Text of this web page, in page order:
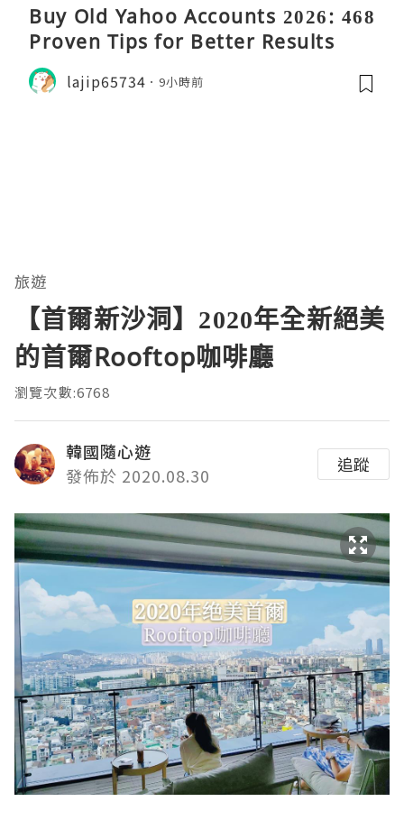
Buy Old Yahoo Accounts 2026: 468
Proven Tips for Better Results
lajip65734 9小時前
旅遊
【首爾新沙洞】2020年全新絕美
的首爾Rooftop咖啡廳
瀏覽次數:6768
韓國隨心遊
發佈於 2020.08.30
追蹤